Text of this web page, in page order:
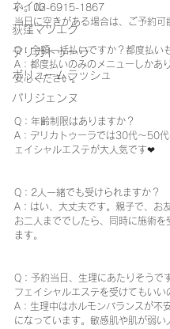
ネイル
荻窪マツエク
デリカトゥーラ
ボリュームラッシュ
パリジェンヌ
い。03-6915-1867
当日に空きがある場合は、ご予約可
Q：全額一括払いですか？都度払い
A：都度払いのみのメニューしかあ
安心ください。
Q：年齢制限はありますか？
A：デリカトゥーラでは30代～50
ェイシャルエステが大人気です❤
Q：2人一緒でも受けられますか？
A：はい、大丈夫です。親子で、お
お二人まででしたら、同時に施術を
ます。
Q：予約当日、生理にあたりそうで
フェイシャルエステを受けてもいい
A：生理中はホルモンバランスが不
になっています。敏感肌や肌が弱い